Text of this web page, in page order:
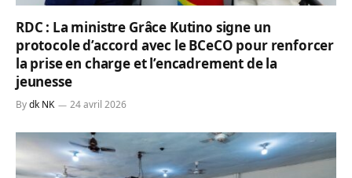
RDC : La ministre Grâce Kutino signe un
protocole d’accord avec le BCeCO pour renforcer
la prise en charge et l’encadrement de la
jeunesse
Bydk NK 24 avril 2026